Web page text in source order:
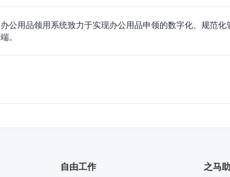
办公用品领用系统致力于实现办公用品申领的数字化、规范
端。
自由工作 之马